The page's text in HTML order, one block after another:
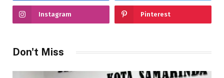
Instagram Pinterest
Don't Miss